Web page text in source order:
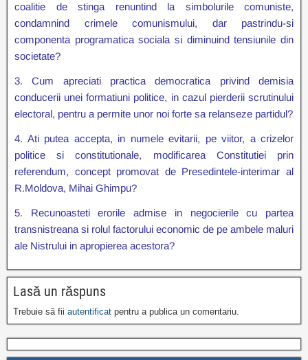
coalitie de stinga renuntind la simbolurile comuniste,
condamnind crimele comunismului, dar pastrindu-si
componenta programatica sociala si diminuind tensiunile din
societate?
3. Cum apreciati practica democratica privind demisia
conducerii unei formatiuni politice, in cazul pierderii scrutinului
electoral, pentru a permite unor noi forte sa relanseze partidul?
4. Ati putea accepta, in numele evitarii, pe viitor, a crizelor
politice si constitutionale, modificarea Constitutiei prin
referendum, concept promovat de Presedintele-interimar al
R.Moldova, Mihai Ghimpu?
5. Recunoasteti erorile admise in negocierile cu partea
transnistreana si rolul factorului economic de pe ambele maluri
ale Nistrului in apropierea acestora?
Lasă un răspuns
Trebuie să fii autentificat pentru a publica un comentariu.